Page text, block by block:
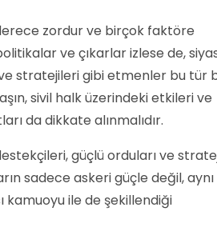
zordur ve birçok faktöre
ve çıkarlar izlese de,
stratejileri gibi etmenler bu tür
sivil halk üzerindeki etkileri ve
da dikkate alınmalıdır.
güçlü orduları ve
sadece askeri güçle değil, aynı
kamuoyu ile de şekillendiği